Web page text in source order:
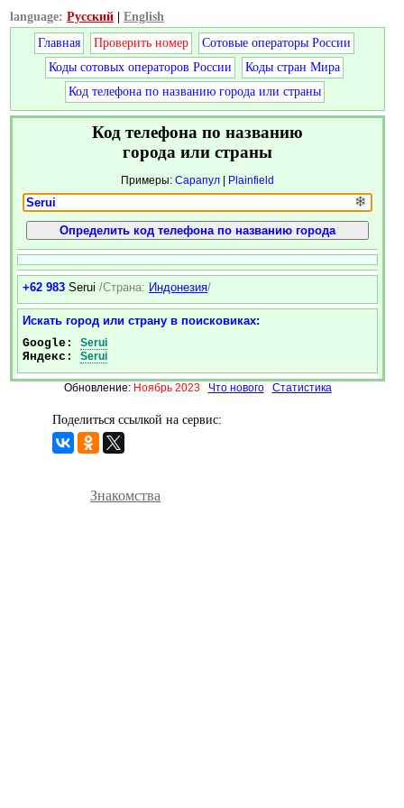
language: Русский
English
Главная
Проверить номер
Сотовые операторы России
Коды сотовых операторов России
Коды стран Мира
Код телефона по названию города или страны
Код телефона по названию
города или страны
Примеры: Сарапул | Plainfield
❄
+62 983 Serui /Страна: Индонезия/
Искать город или страну в поисковиках:
Google: Serui
Яндекс: Serui
Обновление: Ноябрь 2023 Что нового Статистика
Поделиться ссылкой на сервис:
Знакомства